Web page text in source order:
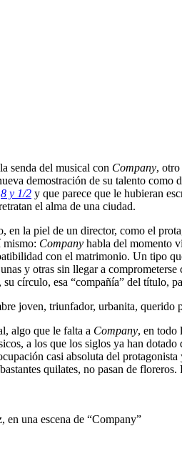
senda del musical con Company,
demostración de su talento
8 y 1/2 y que parece que le hubieran
el alma de una ciudad.
en la piel de un director, como el
mismo: Company habla del momento
con el matrimonio. Un tipo
y otras sin llegar a
su círculo, esa “compañía” del título,
joven, triunfador, urbanita, querido
algo que le falta a Company, en todo
a los que los siglos ya han
casi absoluta del
quilates, no pasan de
una escena de “Company”